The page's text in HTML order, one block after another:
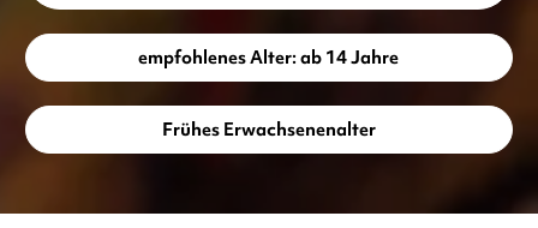
empfohlenes Alter: ab 14 Jahre
Frühes Erwachsenenalter